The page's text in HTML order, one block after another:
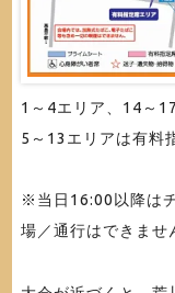
1～4エリア、14～
5～13エリアは有料
※当日16:00以降は
場／通行はできませ